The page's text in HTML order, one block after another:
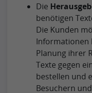
Die
benötigen
Die Kunden
Informationen
Planung ihrer
Texte gegen
bestellen und
Besuchern